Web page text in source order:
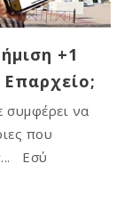
+1
συμφέρει να
που
Εσύ